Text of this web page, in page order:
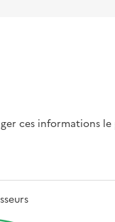
ces informations le